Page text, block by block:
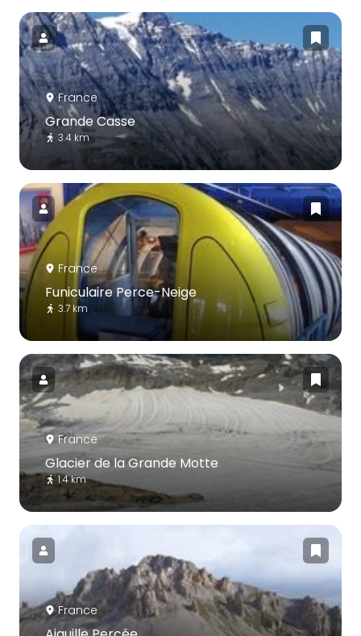
France
Grande Casse
3.4 km
France
Funiculaire Perce-Neige
3.7 km
France
Glacier de la Grande Motte
1.4 km
France